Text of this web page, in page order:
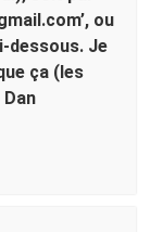
ou
dessous. Je
ça (les